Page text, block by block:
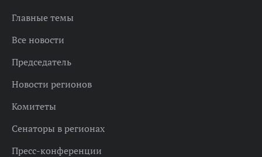
Главные темы
Все новости
Председатель
Новости регионов
Комитеты
Сенаторы в регионах
Пресс-конференции